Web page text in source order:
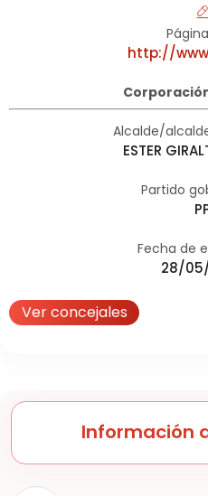
http://
Alcalde/
ESTER
Partido
Fecha de
28/
Ver concejales
Información